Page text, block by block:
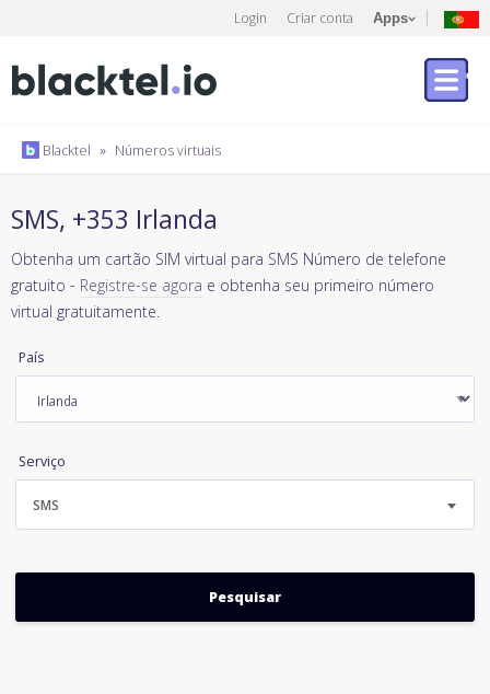
Login Criar conta Apps
Blacktel » Números virtuais
SMS, +353 Irlanda
Obtenha um cartão SIM virtual para SMS Número de telefone
gratuito - Registre-se agora e obtenha seu primeiro número
virtual gratuitamente.
País
Serviço
SMS